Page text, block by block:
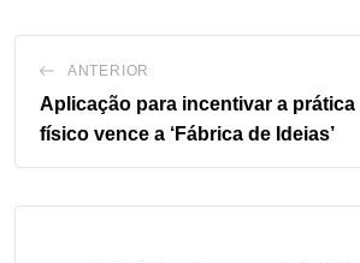
ANTERIOR
Aplicação para incentivar a
físico vence a ‘Fábrica de Ideias’